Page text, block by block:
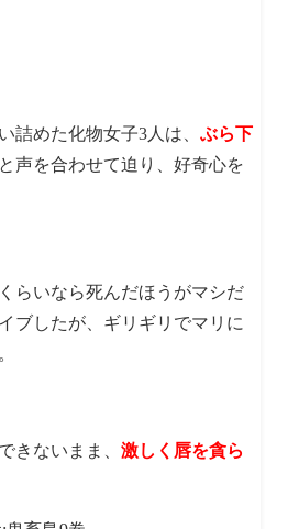
詰めた化物女子3人は、 ぶら下
と声を合わせて迫り、好奇心を
らいなら死んだほうがマシだ
ブしたが、ギリギリでマリに
きないまま、 激しく唇を貪ら